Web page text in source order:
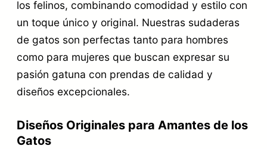
los felinos, combinando comodidad y estilo con
un toque único y original. Nuestras sudaderas
de gatos son perfectas tanto para hombres
como para mujeres que buscan expresar su
pasión gatuna con prendas de calidad y
diseños excepcionales.
Diseños Originales para Amantes de los
Gatos